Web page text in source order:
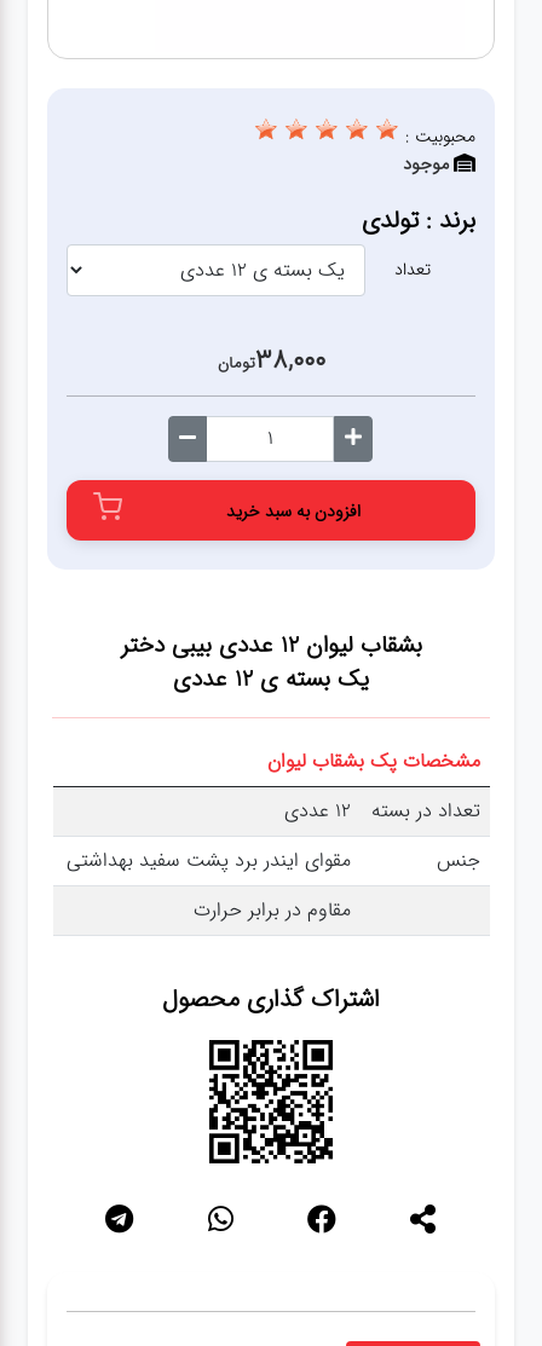
لوازم متفرقه
آشپزخانه
زودپز،قابلمه،تابه
بانکه،پاسماوری،جا
زباله،سرویس
بهداشتی،حمام
جشن و تولد
سرویس های
بشقاب لیوان 12 عددی بیبی دختر
یک بسته ی 12 عددی
مشخصات پک بشقاب لیوان
تعداد در بسته
12 عددی
جنس
مقوای ایندر برد پشت سفید بهداشتی
مقاوم در برابر حرارت
اشتراک گذاری محصول
محبوبیت :
موجود
برند : تولدی
تعداد
38,000تومان
افزودن به سبد خرید